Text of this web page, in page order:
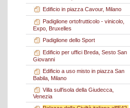
Edificio in piazza Cavour, Milano
Padiglione ortofrutticolo - vinicolo,
Expo, Bruxelles
Padiglione dello Sport
Edificio per uffici Breda, Sesto San
Giovanni
Edificio a uso misto in piazza San
Babila, Milano
Villa sull'isola della Giudecca,
Venezia